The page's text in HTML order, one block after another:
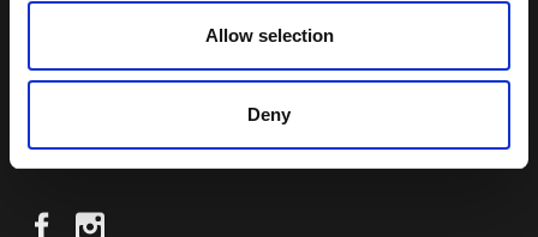
Allow selection
Deny